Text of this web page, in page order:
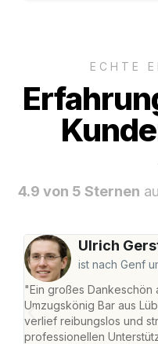
ECHTE
4.9 von 5 Sternen
Ulrich
ist nach Genf
"Ein großes Dankeschön
Umzugskönig Bar aus
verlief reibungslos und
professionellen